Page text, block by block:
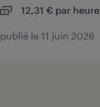
12,31 € par heure
publié le 11 juin 2026